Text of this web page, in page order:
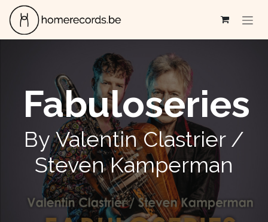
Se rendre au contenu
Fabuloseries
By Valentin Clastrier /
Steven Kamperman